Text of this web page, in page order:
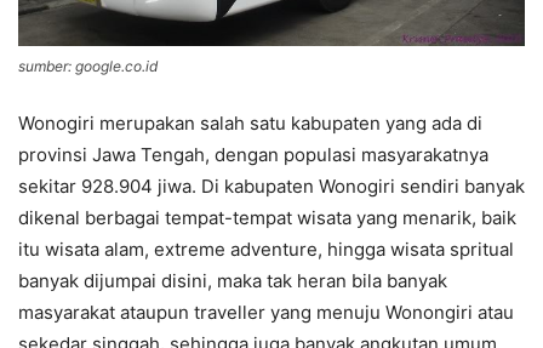
sumber: google.co.id
Wonogiri merupakan salah satu kabupaten yang ada di
provinsi Jawa Tengah, dengan populasi masyarakatnya
sekitar 928.904 jiwa. Di kabupaten Wonogiri sendiri banyak
dikenal berbagai tempat-tempat wisata yang menarik, baik
itu wisata alam, extreme adventure, hingga wisata spritual
banyak dijumpai disini, maka tak heran bila banyak
masyarakat ataupun traveller yang menuju Wonongiri atau